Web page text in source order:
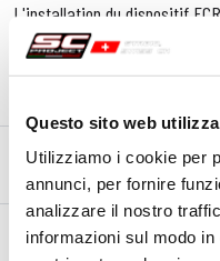
Questo sito web
Utilizziamo i cookie per
annunci, per fornire
analizzare il nostro
informazioni sul modo
L'installation du dispositif
moteur sur le tableau de bord.
DESCRIPTION CONTENU
Description